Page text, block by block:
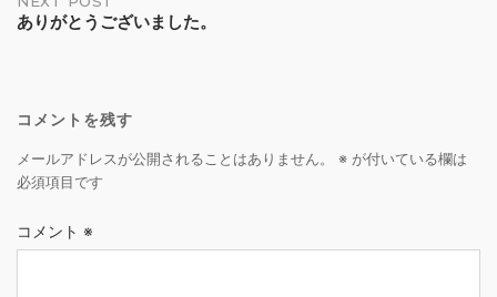
ありがとうございました。
コメントを残す
メールアドレスが公開されることはありません。 ※ が付いている欄は
必須項目です
コメント ※